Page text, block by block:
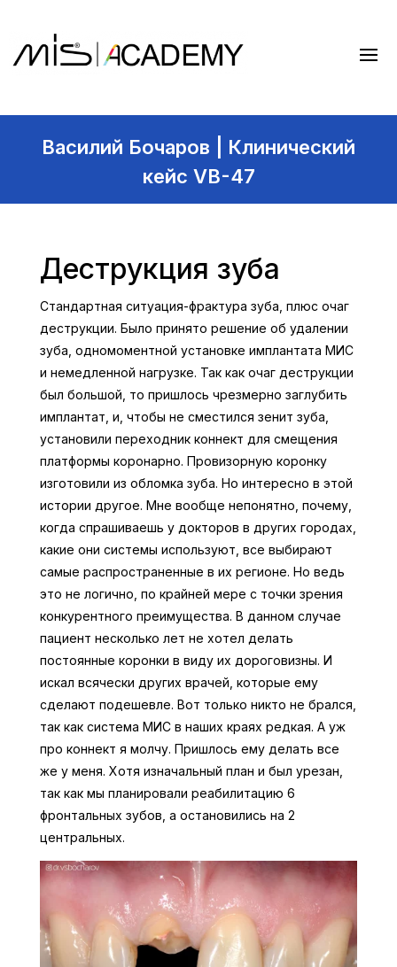
Василий Бочаров | Клинический
кейс VB-47
Деструкция зуба
Стандартная ситуация-фрактура зуба, плюс очаг
деструкции. Было принято решение об удалении
зуба, одномоментной установке имплантата МИС
и немедленной нагрузке. Так как очаг деструкции
был большой, то пришлось чрезмерно заглубить
имплантат, и, чтобы не сместился зенит зуба,
установили переходник коннект для смещения
платформы коронарно. Провизорную коронку
изготовили из обломка зуба. Но интересно в этой
истории другое. Мне вообще непонятно, почему,
когда спрашиваешь у докторов в других городах,
какие они системы используют, все выбирают
самые распространенные в их регионе. Но ведь
это не логично, по крайней мере с точки зрения
конкурентного преимущества. В данном случае
пациент несколько лет не хотел делать
постоянные коронки в виду их дороговизны. И
искал всячески других врачей, которые ему
сделают подешевле. Вот только никто не брался,
так как система МИС в наших краях редкая. А уж
про коннект я молчу. Пришлось ему делать все
же у меня. Хотя изначальный план и был урезан,
так как мы планировали реабилитацию 6
фронтальных зубов, а остановились на 2
центральных.